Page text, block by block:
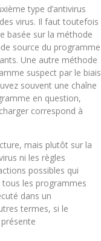
type d’antivirus
virus. Il faut toutefois
basée sur la méthode
source du programme
Une autre méthode
suspect par le biais
souvent une chaîne
en question,
correspond à
mais plutôt sur la
ni les règles
possibles qui
les programmes
dans un
termes, si le